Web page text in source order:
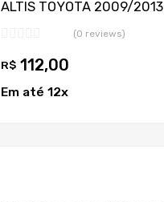
ALTIS TOYOTA 2009/2013
(0 reviews)
R$ 112,00
Em até 12x